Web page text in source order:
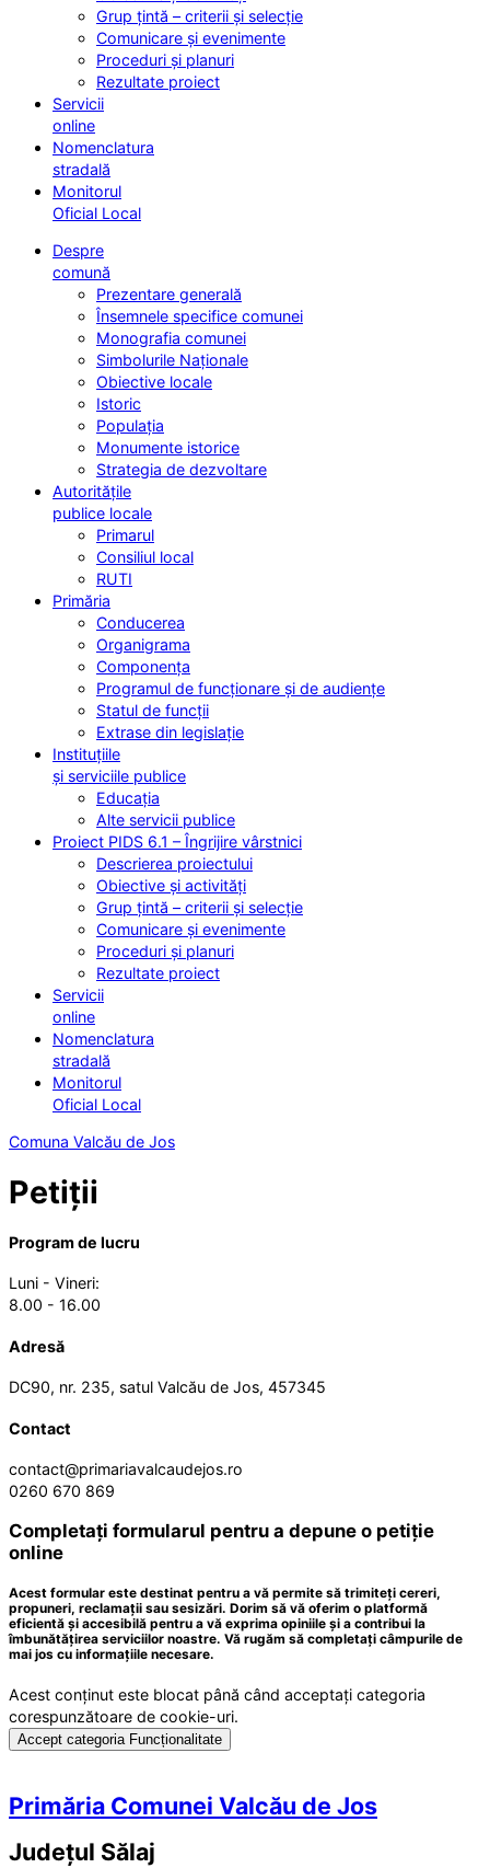
Grup țintă – criterii și selecție
Comunicare și evenimente
Proceduri și planuri
Rezultate proiect
Servicii
online
Nomenclatura
stradală
Monitorul
Oficial Local
Despre
comună
Prezentare generală
Însemnele specifice comunei
Monografia comunei
Simbolurile Naționale
Obiective locale
Istoric
Populația
Monumente istorice
Strategia de dezvoltare
Autoritățile
publice locale
Primarul
Consiliul local
RUTI
Primăria
Conducerea
Organigrama
Componența
Programul de funcționare și de audiențe
Statul de funcții
Extrase din legislație
Instituțiile
și serviciile publice
Educația
Alte servicii publice
Proiect PIDS 6.1 – Îngrijire vârstnici
Descrierea proiectului
Obiective și activități
Grup țintă – criterii și selecție
Comunicare și evenimente
Proceduri și planuri
Rezultate proiect
Servicii
online
Nomenclatura
stradală
Monitorul
Oficial Local
Comuna Valcău de Jos
Petiții
Program de lucru
Luni - Vineri:
8.00 - 16.00
Adresă
DC90, nr. 235, satul Valcău de Jos, 457345
Contact
contact@primariavalcaudejos.ro
0260 670 869
Completați formularul pentru a depune o petiție
online
Acest formular este destinat pentru a vă permite să trimiteți cereri,
propuneri, reclamații sau sesizări. Dorim să vă oferim o platformă
eficientă și accesibilă pentru a vă exprima opiniile și a contribui la
îmbunătățirea serviciilor noastre. Vă rugăm să completați câmpurile de
mai jos cu informațiile necesare.
Acest conținut este blocat până când acceptați categoria
corespunzătoare de cookie-uri.
Accept categoria Funcționalitate
Primăria Comunei Valcău de Jos
Județul Sălaj